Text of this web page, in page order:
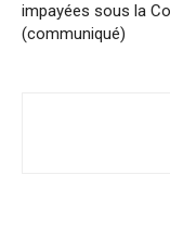
impayées sous la
(communiqué)